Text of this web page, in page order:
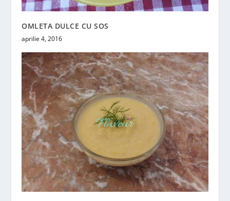
OMLETA DULCE CU SOS
aprilie 4, 2016